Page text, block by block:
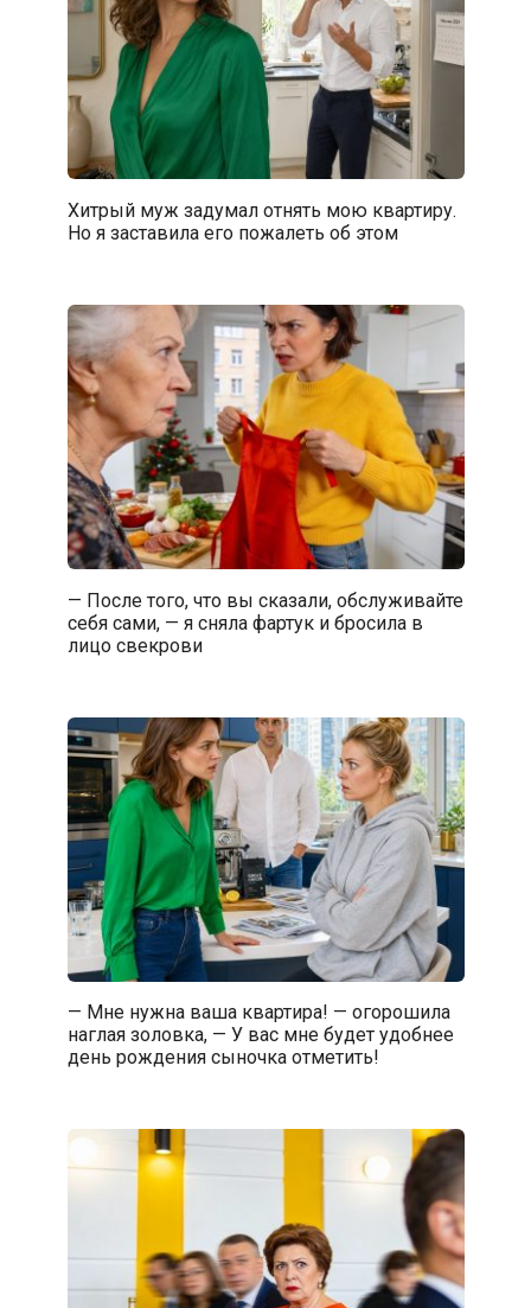
Хитрый муж задумал отнять мою квартиру.
Но я заставила его пожалеть об этом
— После того, что вы сказали, обслуживайте
себя сами, — я сняла фартук и бросила в
лицо свекрови
— Мне нужна ваша квартира! — огорошила
наглая золовка, — У вас мне будет удобнее
день рождения сыночка отметить!